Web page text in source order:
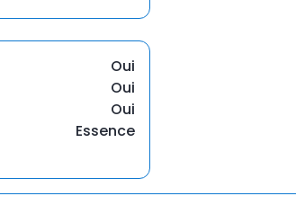
Oui
Oui
Oui
Essence